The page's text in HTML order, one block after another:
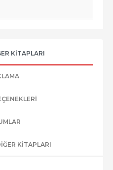
KITAPLARI
KITAPLARI